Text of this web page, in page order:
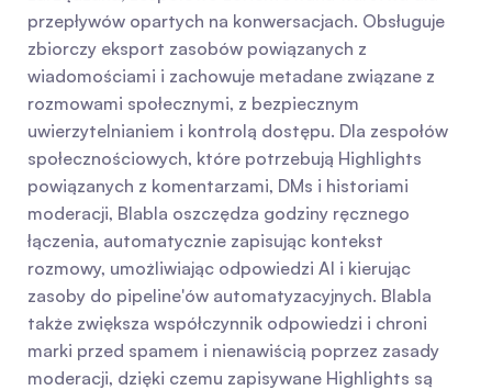
przepływów opartych na konwersacjach. Obsługuje
zbiorczy eksport zasobów powiązanych z
wiadomościami i zachowuje metadane związane z
rozmowami społecznymi, z bezpiecznym
uwierzytelnianiem i kontrolą dostępu. Dla zespołów
społecznościowych, które potrzebują Highlights
powiązanych z komentarzami, DMs i historiami
moderacji, Blabla oszczędza godziny ręcznego
łączenia, automatycznie zapisując kontekst
rozmowy, umożliwiając odpowiedzi AI i kierując
zasoby do pipeline'ów automatyzacyjnych. Blabla
także zwiększa współczynnik odpowiedzi i chroni
marki przed spamem i nienawiścią poprzez zasady
moderacji, dzięki czemu zapisywane Highlights są